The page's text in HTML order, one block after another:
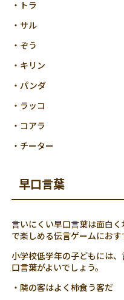
・トラ
・サル
・ぞう
・キリン
・パンダ
・ラッコ
・コアラ
・チーター
早口言葉
言いにくい早口言葉は面白
で楽しめる伝言ゲームにおす
小学校低学年の子どもには
口言葉がよいでしょう。
・隣の客はよく柿食う客だ